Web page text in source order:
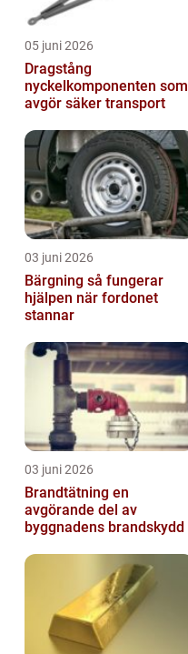
05 juni 2026
Dragstång
nyckelkomponenten som
avgör säker transport
03 juni 2026
Bärgning så fungerar
hjälpen när fordonet
stannar
03 juni 2026
Brandtätning en
avgörande del av
byggnadens brandskydd